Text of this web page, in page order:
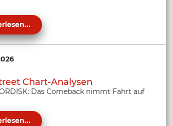
Chart-Analysen
Das Comeback nimmt Fahrt auf